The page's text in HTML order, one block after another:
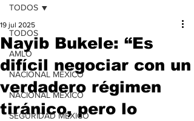
TODOS
AMLO
NACIONAL MÉXICO
NACIONAL MÉXICO
SEGURIDAD MÉXICO
TODOS
Nayib Bukele: “Es
difícil negociar con un
verdadero régimen
tiránico, pero lo
19 jul 2025